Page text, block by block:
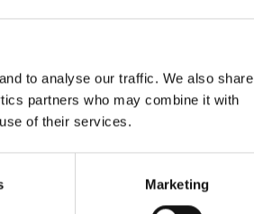
to analyse our traffic. We also share
partners who may combine it with
of their services.
Marketing